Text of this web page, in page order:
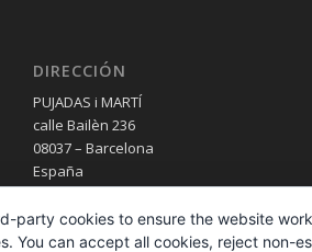
DIRECCIÓN
PUJADAS i MARTÍ
calle Bailèn 236
08037 – Barcelona
España
party cookies to ensure the website
You can accept all cookies, reject non-